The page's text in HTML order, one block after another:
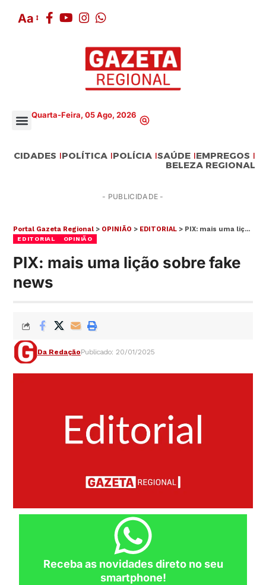
Aa
Quarta-Feira, 05 Ago, 2026
CIDADES POLÍTICA POLÍCIA SAÚDE EMPREGOS
BELEZA REGIONAL
- PUBLICIDADE -
Portal Gazeta Regional > OPINIÃO > EDITORIAL > PIX: mais uma lição sobre fake news
EDITORIAL OPINIÃO
PIX: mais uma lição sobre fake
news
Da RedaçãoPublicado: 20/01/2025
Receba as novidades direto no seu
smartphone!